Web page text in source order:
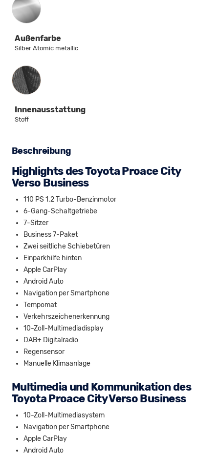
Außenfarbe
Silber Atomic metallic
Innenausstattung
Innenausstattung
Stoff
Beschreibung
Highlights des Toyota Proace City
Verso Business
110 PS 1.2 Turbo-Benzinmotor
6-Gang-Schaltgetriebe
7-Sitzer
Business 7-Paket
Zwei seitliche Schiebetüren
Einparkhilfe hinten
Apple CarPlay
Android Auto
Navigation per Smartphone
Tempomat
Verkehrszeichenerkennung
10-Zoll-Multimediadisplay
DAB+ Digitalradio
Regensensor
Manuelle Klimaanlage
Multimedia und Kommunikation des
Toyota Proace City Verso Business
10-Zoll-Multimediasystem
Navigation per Smartphone
Apple CarPlay
Android Auto